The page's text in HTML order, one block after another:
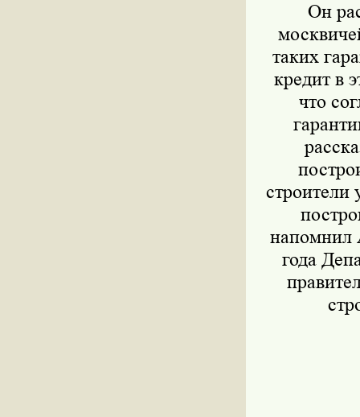
Он
таких
кредит в
что
строители
напомнил
года